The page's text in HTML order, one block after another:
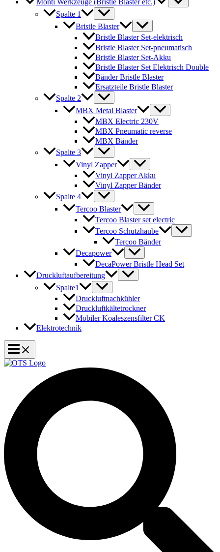
Monti Werkzeuge (Bristle Blaster etc.)
Spalte 1
Bristle Blaster
Bristle Blaster Set-elektrisch
Bristle Blaster Set-pneumatisch
Bristle Blaster Set-Akku
Bristle Blaster Set Elektrisch Double
Bänder Bristle Blaster
Ersatzteile Bristle Blaster
Spalte 2
MBX Metal Blaster
MBX Electric 230V
MBX Pneumatic reverse
MBX Bänder
Spalte 3
Vinyl Zapper
Vinyl Zapper Akku
Vinyl Zapper Bänder
Spalte 4
Tercoo Blaster
Tercoo Blaster set electric
Tercoo Schutzhaube
Tercoo Bänder
Decapower
DecaPower Bristle Head Set
Druckluftaufbereitung
Spalte1
Druckluftnachkühler
Druckluftkältetrockner
Mobiler Koaleszensfilter CK
Elektrotechnik